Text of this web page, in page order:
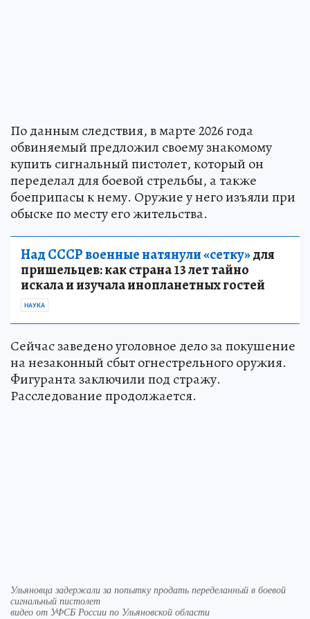
По данным следствия, в марте 2026 года
обвиняемый предложил своему знакомому
купить сигнальный пистолет, который он
переделал для боевой стрельбы, а также
боеприпасы к нему. Оружие у него изъяли при
обыске по месту его жительства.
Над СССР военные натянули «сетку»для
пришельцев: как страна 13 лет тайно
искала и изучала инопланетных гостей
НАУКА
Сейчас заведено уголовное дело за покушение
на незаконный сбыт огнестрельного оружия.
Фигуранта заключили под стражу.
Расследование продолжается.
Ульяновца задержали за попытку продать переделанный в боевой
сигнальный пистолет
видео от УФСБ России по Ульяновской области